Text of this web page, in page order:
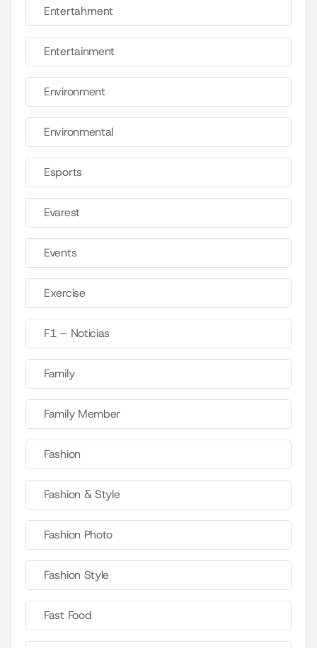
Entertahrnent
Entertainment
Environment
Environmental
Esports
Evarest
Events
Exercise
F1 – Noticias
Family
Family Member
Fashion
Fashion & Style
Fashion Photo
Fashion Style
Fast Food